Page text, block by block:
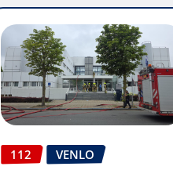
112 VENLO